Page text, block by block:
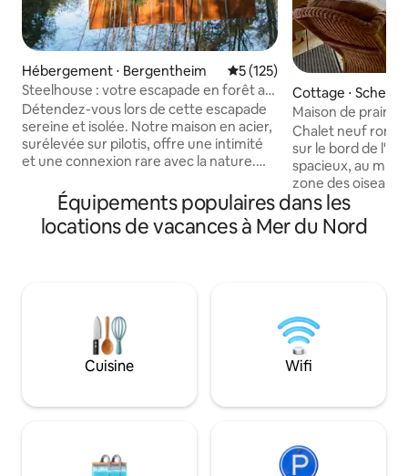
Hébergement ⋅ Bergentheim Évaluation moyenne sur la
5 (125)
Steelhouse : votre escapade en forêt au
bord du lac
Détendez-vous lors de cette escapade
sereine et isolée. Notre maison en acier,
surélevée sur pilotis, offre une intimité
et une connexion rare avec la nature.
retraite paisible. À son point culminant
au-dessus de l'eau, un coin salon avec un
poêle à bois à 360 ° vous permet de
bois avec une chaise longue, une table à
manger extérieure, un barbecue, un
four à pizza et une vue imprenable sur le
lac vous attendent. Pour les
clôturée😊
Cottage ⋅
Maison de prairie
de l'eau !
Chalet neuf
sur le bord de
spacieux, au
zone des
Hoorn. Profitez
d'une salle d'eau
et baignoire ou
faire du vélo, de
observer les
villages ou
tout. C'est
Équipements populaires dans les
locations de vacances à Mer du Nord
Cuisine Wifi